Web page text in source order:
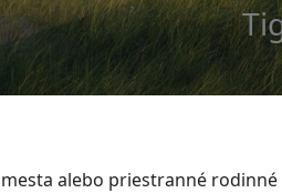
alebo priestranné